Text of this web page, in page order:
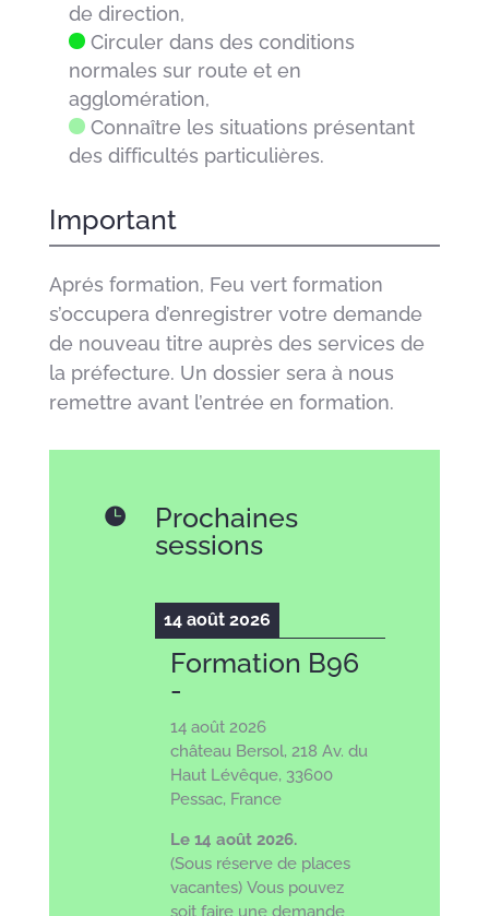
de direction,
Circuler dans des conditions
normales sur route et en
agglomération,
Connaître les situations présentant
des difficultés particulières.
Important
Aprés formation, Feu vert formation
s’occupera d’enregistrer votre demande
de nouveau titre auprès des services de
la préfecture. Un dossier sera à nous
remettre avant l’entrée en formation.

Prochaines
sessions
14 août 2026
Formation B96
-
14 août 2026
château Bersol, 218 Av. du
Haut Lévêque, 33600
Pessac, France
Le 14 août 2026.
(Sous réserve de places
vacantes)Vous pouvez
soit faire une demande